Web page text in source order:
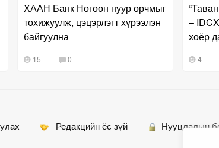
ХААН Банк Ногоон нуур орчмыг
тохижуулж, цэцэрлэгт хүрээлэн
байгуулна
15 0
–
хоёр
4
Редакцийн ёс зүй Нууцлалын